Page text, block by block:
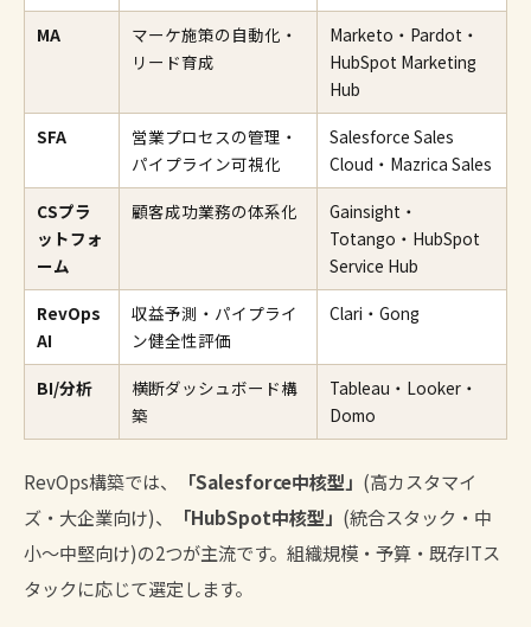
MA
マーケ施策の自動化・
リード育成
Marketo・Pardot・
HubSpot Marketing
Hub
SFA
営業プロセスの管理・
パイプライン可視化
Salesforce Sales
Cloud・Mazrica Sales
CSプラ
ットフォ
ーム
顧客成功業務の体系化
Gainsight・
Totango・HubSpot
Service Hub
RevOps
AI
収益予測・パイプライ
ン健全性評価
Clari・Gong
BI/分析
横断ダッシュボード構
築
Tableau・Looker・
Domo
RevOps構築では、 「Salesforce中核型」 (高カスタマイ
ズ・大企業向け)、
「HubSpot中核型」 (統合スタック・中
小〜中堅向け)の2つが主流です。組織規模・予算・既存ITス
タックに応じて選定します。